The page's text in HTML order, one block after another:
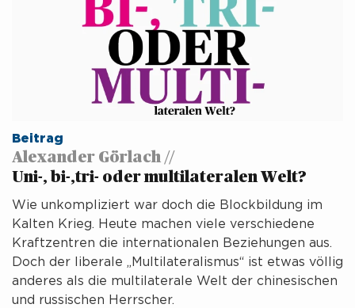
Beitrag
Alexander Görlach //
Uni-, bi-,tri- oder multilateralen Welt?
Wie unkompliziert war doch die Blockbildung im
Kalten Krieg. Heute machen viele verschiedene ​
Kraftzentren die internationalen Beziehungen aus.
Doch der liberale „Multilateralismus“ ist etwas völlig
anderes als die multilaterale Welt der chinesischen
und russischen Herrscher.